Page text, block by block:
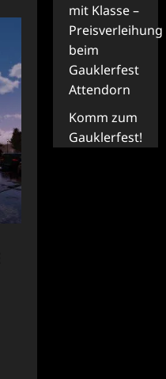
mit Klasse –
Preisverleihung
beim
Gauklerfest
Attendorn
Komm zum
Gauklerfest!